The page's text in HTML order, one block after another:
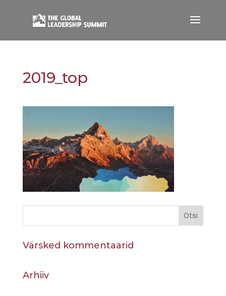
2019_top
Värsked kommentaarid
Arhiiv